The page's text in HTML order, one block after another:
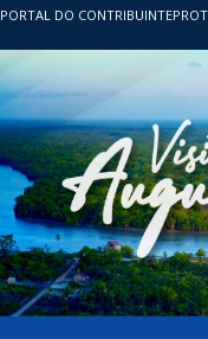
PORTAL DO CONTRIBUINTE